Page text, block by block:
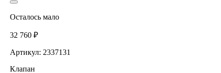
Осталось мало
32 760 ₽
Артикул: 2337131
Клапан